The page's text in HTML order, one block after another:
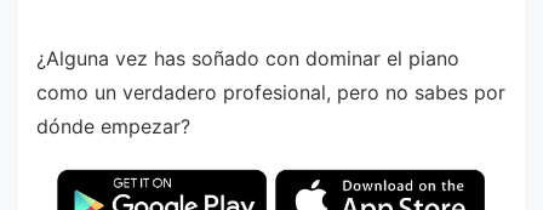
¿Alguna vez has soñado con dominar el piano
como un verdadero profesional, pero no sabes por
dónde empezar?